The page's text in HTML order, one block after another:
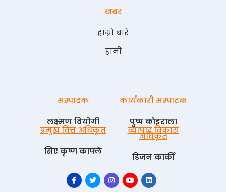
खबर
हाम्रो बारे
हामी
सम्पादक
लक्ष्मण वियोगी
कार्यकारी सम्पादक
पुष्प काेइराला
प्रमुख वित्त अधिकृत
सिए कृष्ण काफ्ले
व्यापार विकास
अधिकृत
डिजन कार्की